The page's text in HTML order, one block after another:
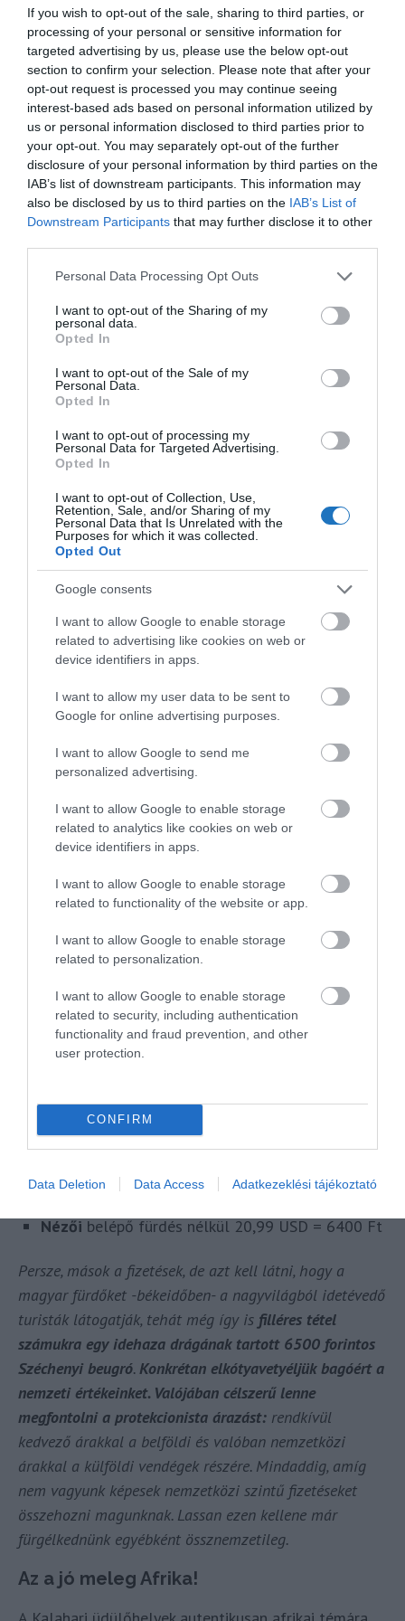
If you wish to opt-out of the sale, sharing to third parties, or
processing of your personal or sensitive information for
targeted advertising by us, please use the below opt-out
section to confirm your selection. Please note that after your
opt-out request is processed you may continue seeing
interest-based ads based on personal information utilized by
us or personal information disclosed to third parties prior to
your opt-out. You may separately opt-out of the further
disclosure of your personal information by third parties on the
IAB’s list of downstream participants. This information may
also be disclosed by us to third parties on the IAB’s List of
Downstream Participants that may further disclose it to other
Please note that this website/app uses one or more Google
not limited to your visit or usage behaviour. You may click to
grant or deny consent to Google and its third-party tags to
use your data for below specified purposes in below Google
consent section.
Personal Data Processing Opt Outs
I want to opt-out of the Sharing of my
personal data.
Opted In
I want to opt-out of the Sale of my
Personal Data.
Opted In
I want to opt-out of processing my
Personal Data for Targeted Advertising.
Opted In
I want to opt-out of Collection, Use,
Retention, Sale, and/or Sharing of my
Personal Data that Is Unrelated with the
Purposes for which it was collected.
Opted Out
Google consents
I want to allow Google to enable storage
related to advertising like cookies on web or
device identifiers in apps.
I want to allow my user data to be sent to
Google for online advertising purposes.
I want to allow Google to send me
personalized advertising.
I want to allow Google to enable storage
related to analytics like cookies on web or
device identifiers in apps.
I want to allow Google to enable storage
related to functionality of the website or app.
I want to allow Google to enable storage
related to personalization.
I want to allow Google to enable storage
related to security, including authentication
functionality and fraud prevention, and other
user protection.
CONFIRM
Data Deletion Data Access Adatkezeklési tájékoztató
a Camponaegyütt.
A fedett részleg 5000
négyzetméterrel nagyobb, mint a
hajdúszoboszlóiHungarospa
Aquapalacekomplexuma.
Szabadtéren viszont a magyar
fürdő nyer: 10-szer nagyobb a
strand kültéri része, mint amerikai
társáé.
Csúszda paradicsom Hullámmedence
Mennyi a beugró ide?
Nos, elég sokan tartják drágának a magyar fürdőket,
képbe hozza a világ dolgaival azokat is, akiknek
nincsen szerencséje külföldre utazni és emiatt nem
megdöbbentő árakkal találkozhatunk, és ez a hely
azért nem jobb, mint mondjuk Hajdúszoboszló. Sőt.
Kombinált napi bérlet 99,98 USD = 30400 Ft
Kombinált napi bérlet
107 cm magasság alatt
74,99 USD = 22800 Ft
Egész napos vízipark bérlet 59,99 USD = 18200
Egész napos vízipark bérlet107 cm magasság
alatt50,99 USD = 18200 Ft
47,99 USD =14600 Ft
Nézői belépő fürdés nélkül 20,99 USD = 6400 Ft
Persze, mások a fizetések, de azt kell látni, hogy a
magyar fürdőket -békeidőben- a nagyvilágból idetévedő
turisták látogatják, tehát még így is filléres tétel
számukra egy idehaza drágának tartott 6500 forintos
Széchenyi beugró. Konkrétan elkótyavetyéljük bagóért a
nemzeti értékeinket. Valójában célszerű lenne
megfontolni a protekcionista árazást: rendkívül
kedvező árakkal a belföldi és valóban nemzetközi
árakkal a külföldi vendégek részére. Mindaddig, amíg
nem vagyunk képesek nemzetközi szintű fizetéseket
összehozni magunknak. Lassan ezen kellene már
fürgélkednünk egyébként össznemzetileg.
Az a jó meleg Afrika!